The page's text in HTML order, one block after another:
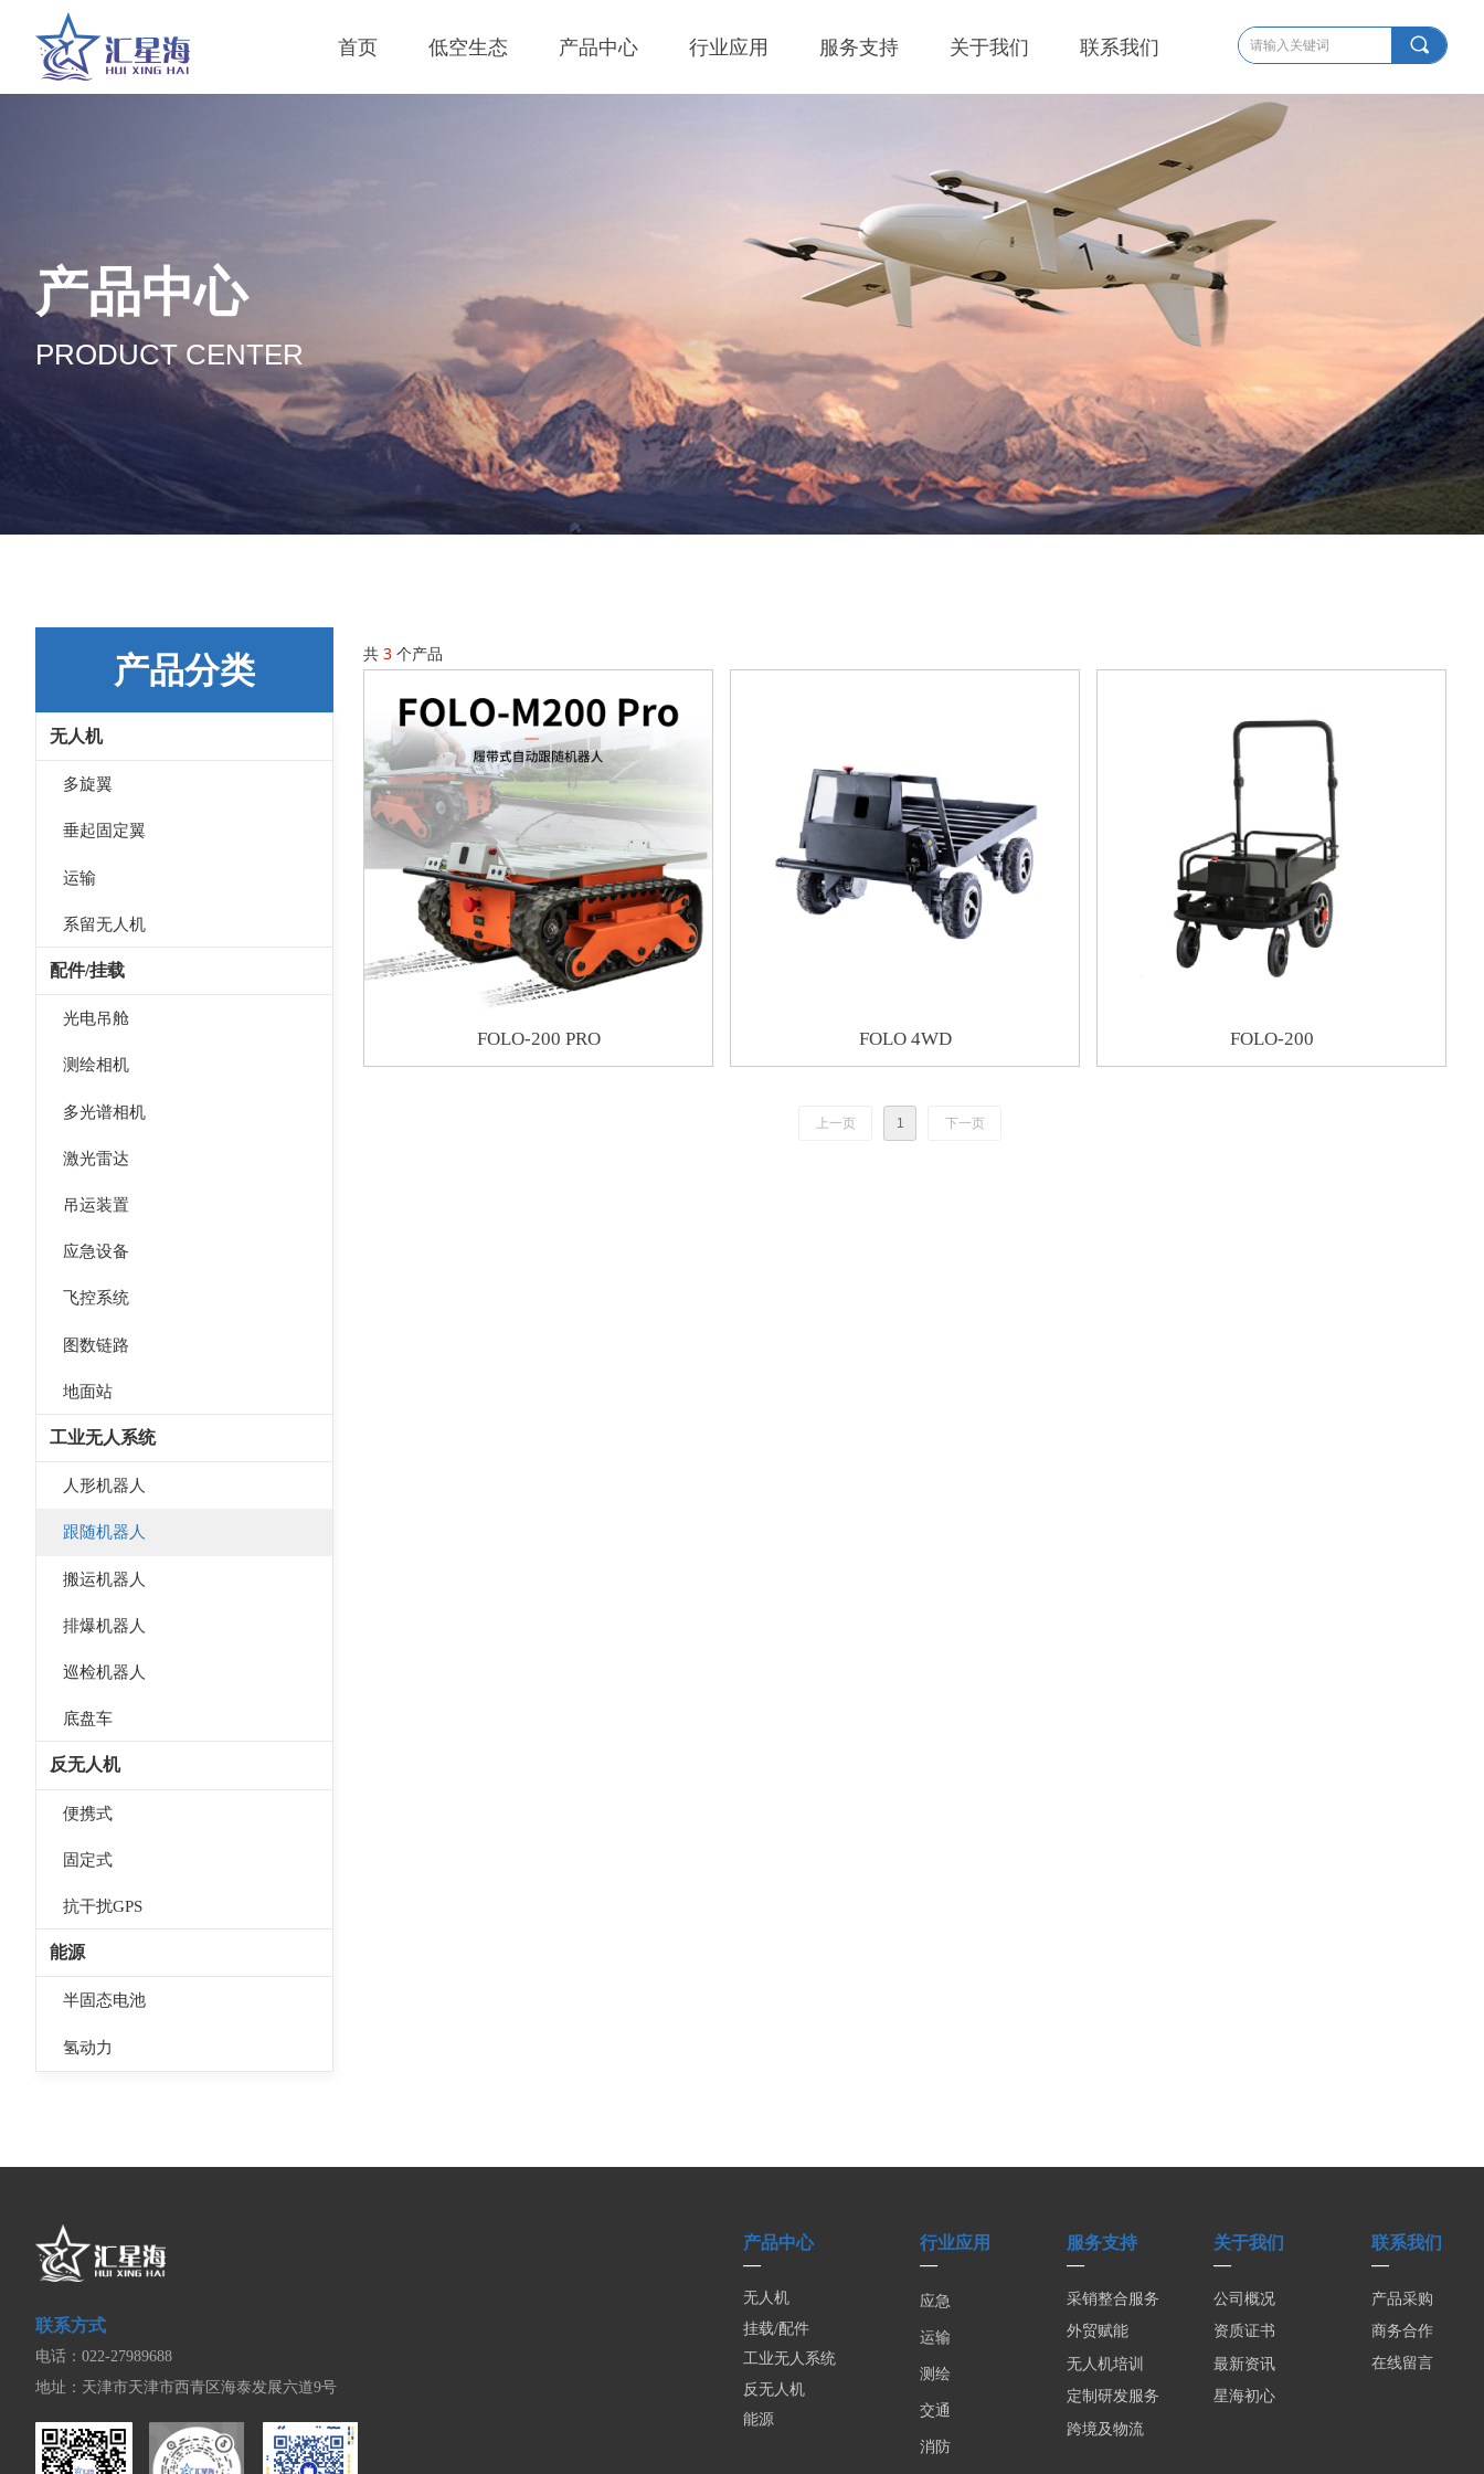
首页 低空生态 产品中心 行业应用 服务支持 关于我们 联系我们 끠
产品中心
PRODUCT CENTER
产品分类
无人机
多旋翼
垂起固定翼
运输
系留无人机
配件/挂载
光电吊舱
测绘相机
多光谱相机
激光雷达
吊运装置
应急设备
飞控系统
图数链路
地面站
工业无人系统
人形机器人
跟随机器人
搬运机器人
排爆机器人
巡检机器人
底盘车
反无人机
便携式
固定式
抗干扰GPS
能源
半固态电池
氢动力
共 3 个产品
FOLO-200 PRO FOLO 4WD FOLO-200
上一页 1 下一页
联系方式
电话：022-27989688
地址：天津市天津市西青区海泰发展六道9号
产品中心
—
无人机
挂载/配件
工业无人系统
反无人机
能源
行业应用
—
应急
运输
测绘
交通
消防
服务支持
—
采销整合服务
外贸赋能
无人机培训
定制研发服务
跨境及物流
关于我们
—
公司概况
资质证书
最新资讯
星海初心
联系我们
—
产品采购
商务合作
在线留言